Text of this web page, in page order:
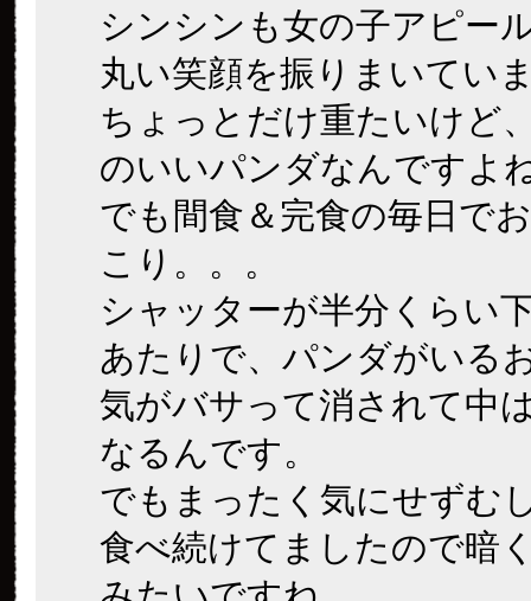
シンシンも女の子アピー
丸い笑顔を振りまいてい
ちょっとだけ重たいけど
のいいパンダなんですよ
でも間食＆完食の毎日で
こり。。。
シャッターが半分くらい
あたりで、パンダがいる
気がバサって消されて中
なるんです。
でもまったく気にせずむ
食べ続けてましたので暗